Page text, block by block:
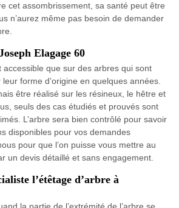
cet assombrissement, sa santé peut être
n’aurez même pas besoin de demander
Elagage 60
accessible que sur des arbres qui sont
forme d’origine en quelques années.
être réalisé sur les résineux, le hêtre et
seuls des cas étudiés et prouvés sont
L’arbre sera bien contrôlé pour savoir
disponibles pour vos demandes
pour que l’on puisse vous mettre au
un devis détaillé et sans engagement.
l’étêtage d’arbre à